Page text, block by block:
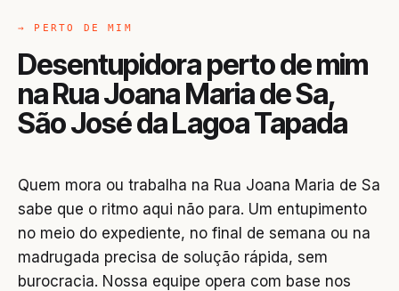
→ PERTO DE MIM
Desentupidora perto de mim
na Rua Joana Maria de Sa,
São José da Lagoa Tapada
Quem mora ou trabalha na Rua Joana Maria de Sa
sabe que o ritmo aqui não para. Um entupimento
no meio do expediente, no final de semana ou na
madrugada precisa de solução rápida, sem
burocracia. Nossa equipe opera com base nos